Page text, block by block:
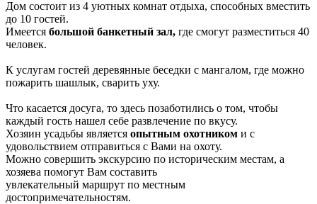
Дом состоит из 4 уютных комнат отдыха, способных вместить
до 10 гостей.
Имеется большой банкетный зал, где смогут разместиться 40
человек.
К услугам гостей деревянные беседки с мангалом, где можно
пожарить шашлык, сварить уху.
Что касается досуга, то здесь позаботились о том, чтобы
каждый гость нашел себе развлечение по вкусу.
Хозяин усадьбы является опытным охотником и с
удовольствием отправиться с Вами на охоту.
Можно совершить экскурсию по историческим местам, а
хозяева помогут Вам составить
увлекательный маршрут по местным
достопримечательностям.